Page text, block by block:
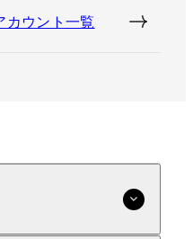
カウント一覧